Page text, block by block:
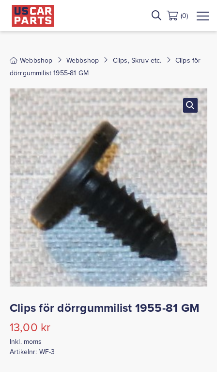
(0)
Webbshop Webbshop Clips, Skruv etc.
Clips för
dörrgummilist 1955-81 GM
Clips för dörrgummilist 1955-81 GM
13,00 kr
Inkl. moms
Artikelnr: WF-3